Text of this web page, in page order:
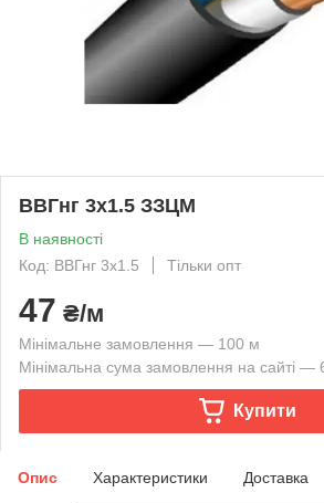
ВВГнг 3х1.5 ЗЗЦМ
В наявності
Код: ВВГнг 3х1.5
Тільки опт
47 ₴/м
Мінімальне замовлення — 100 м
Мінімальна сума замовлення на сайті —
Купити
Опис Характеристики Доставка